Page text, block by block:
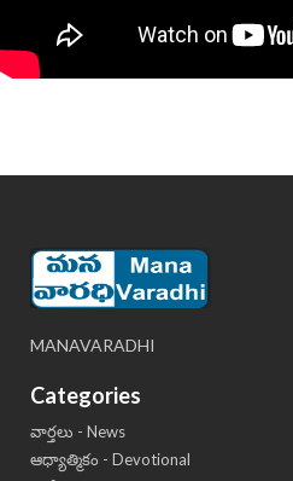
MANAVARADHI
Categories
వార్తలు - News
ఆధ్యాత్మికం - Devotional